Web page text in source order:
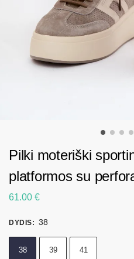
Pilki moteriški
platformos su
61.00 €
DYDIS: 38
38 39 41